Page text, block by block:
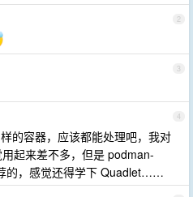
2
3
4
的容器，应该都能处理吧，我对
起来差不多，但是 podman-
的，感觉还得学下 Quadlet……